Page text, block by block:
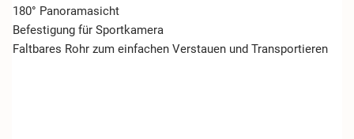
180° Panoramasicht
Befestigung für Sportkamera
Faltbares Rohr zum einfachen Verstauen und Transportieren